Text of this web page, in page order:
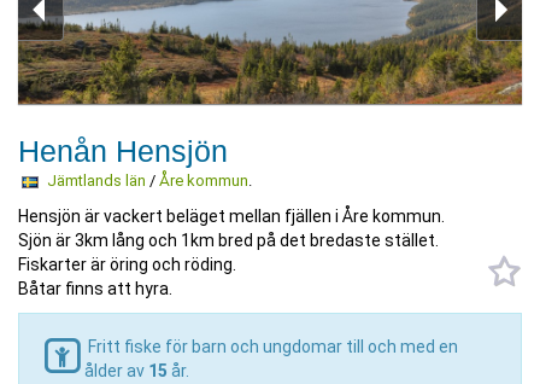
Henån Hensjön
Jämtlands län / Åre kommun.
Hensjön är vackert beläget mellan fjällen i Åre kommun.
Sjön är 3km lång och 1km bred på det bredaste stället.
Fiskarter är öring och röding.
Båtar finns att hyra.
Fritt fiske för barn och ungdomar till och med en
ålder av 15 år.